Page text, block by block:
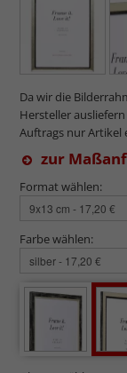
Da wir die
Hersteller
Auftrags nur Artikel
zur
Format wählen:
Farbe wählen: